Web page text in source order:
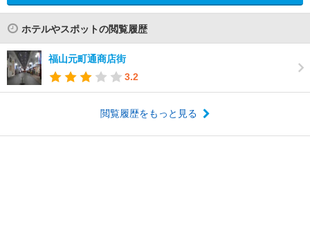
ホテルやスポットの閲覧履歴
福山元町通商店街
3.2
閲覧履歴をもっと見る